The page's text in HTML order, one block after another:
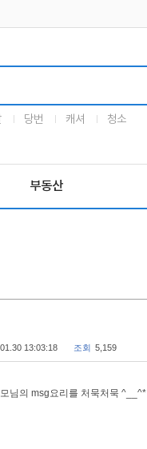
당번 캐셔 청소
부동산
13:03:18 조회 5,159
님의 msg요리를 처묵처묵 ^__^*